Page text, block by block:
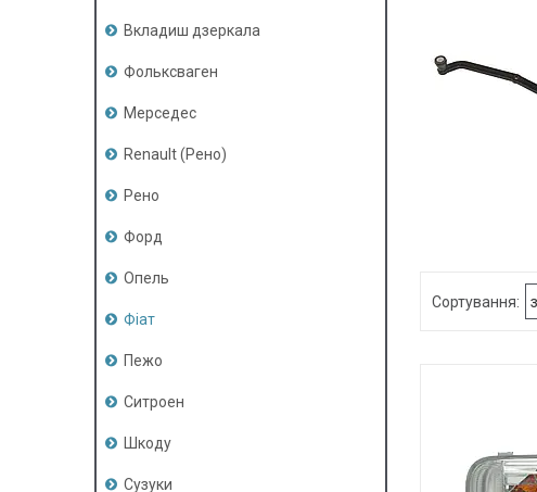
Вкладиш дзеркала
Фольксваген
Мерседес
Renault (Рено)
Рено
Форд
Опель
Фіат
Пежо
Ситроен
Шкоду
Сузуки